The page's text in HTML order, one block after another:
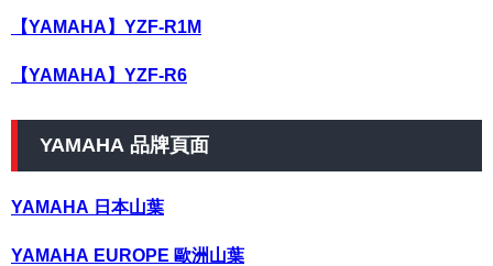
【YAMAHA】YZF-R1M
【YAMAHA】YZF-R6
YAMAHA 品牌頁面
YAMAHA 日本山葉
YAMAHA EUROPE 歐洲山葉